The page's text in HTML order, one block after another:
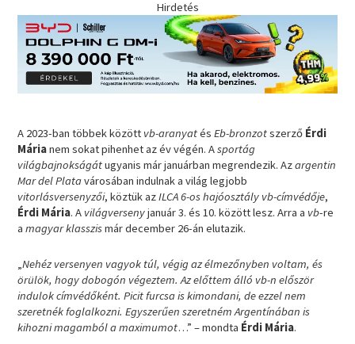
Hirdetés
A 2023-ban többek között vb-aranyatésEb-bronzotszerző Érdi
Márianem sokat pihenhet az év végén. Asportág
világbajnokságátugyanis már januárban megrendezik. Azargentin
Mar del Platavárosában indulnak a világ legjobb
vitorlásversenyzői, köztük azILCA 6-os hajóosztály vb-címvédője,
Érdi Mária. A világversenyjanuár 3. és 10. között lesz. Arra a vb-re
amagyar klasszismár december 26-án elutazik.
„Nehéz versenyen vagyok túl, végig az élmezőnyben voltam, és
örülök, hogy dobogón végeztem. Az előttem álló vb-n először
indulok címvédőként. Picit furcsa is kimondani, de ezzel nem
szeretnék foglalkozni. Egyszerűen szeretném Argentínában is
kihozni magamból a maximumot…” – mondta Érdi Mária.